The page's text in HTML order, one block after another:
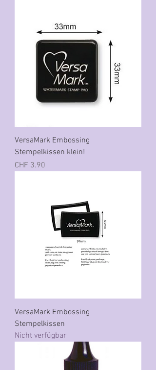
VersaMark Embossing
Stempelkissen klein!
Preis
CHF 3.90
VersaMark Embossing
Stempelkissen
Nicht verfügbar